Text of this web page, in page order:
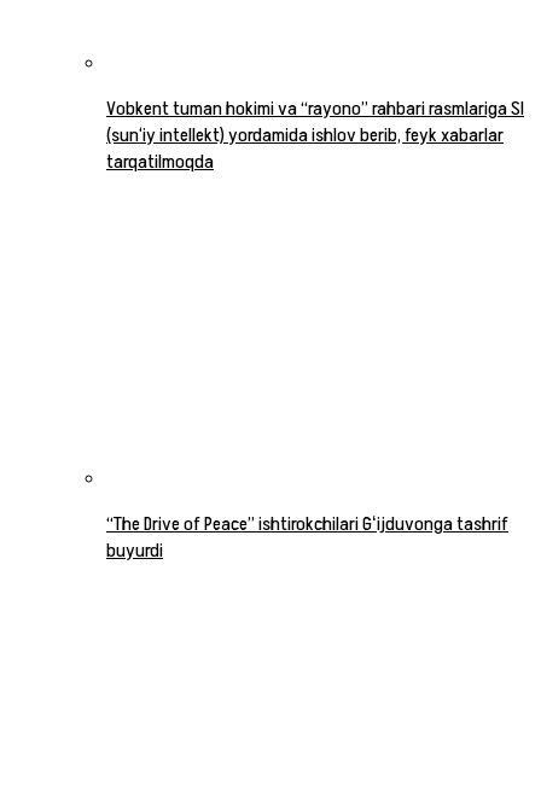
Vobkent tuman hokimi va “rayono” rahbari rasmlariga SI
(sun‘iy intellekt) yordamida ishlov berib, feyk xabarlar
tarqatilmoqda
“The Drive of Peace” ishtirokchilari Gʻijduvonga tashrif
buyurdi